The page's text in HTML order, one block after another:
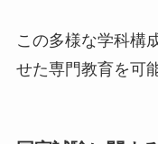
この多様な学科構
せた専門教育を可